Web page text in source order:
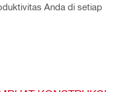
Anda di setiap